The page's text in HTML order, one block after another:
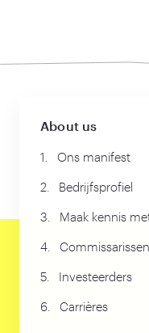
About us
1. Ons manifest
2. Bedrijfsprofiel
3. Maak kennis
4. Commissarissen
5. Investeerders
6. Carrières